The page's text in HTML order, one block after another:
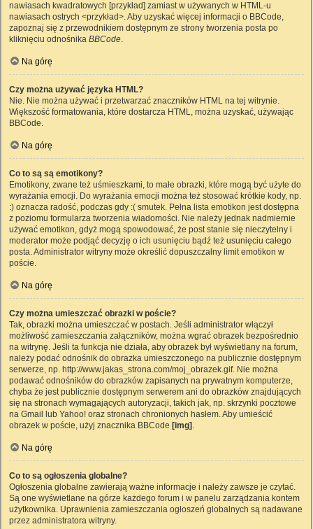
nawiasach kwadratowych [przykład] zamiast w używanych w HTML-u
nawiasach ostrych <przykład>. Aby uzyskać więcej informacji o BBCode,
zapoznaj się z przewodnikiem dostępnym ze strony tworzenia posta po
kliknięciu odnośnika BBCode.
Na górę
Czy można używać języka HTML?
Nie. Nie można używać i przetwarzać znaczników HTML na tej witrynie.
Większość formatowania, które dostarcza HTML, można uzyskać, używając
BBCode.
Na górę
Co to są są emotikony?
Emotikony, zwane też uśmieszkami, to małe obrazki, które mogą być użyte do
wyrażania emocji. Do wyrażania emocji można też stosować krótkie kody, np.
:) oznacza radość, podczas gdy :( smutek. Pełna lista emotikon jest dostępna
z poziomu formularza tworzenia wiadomości. Nie należy jednak nadmiernie
używać emotikon, gdyż mogą spowodować, że post stanie się nieczytelny i
moderator może podjąć decyzję o ich usunięciu bądź też usunięciu całego
posta. Administrator witryny może określić dopuszczalny limit emotikon w
poście.
Na górę
Czy można umieszczać obrazki w poście?
Tak, obrazki można umieszczać w postach. Jeśli administrator włączył
możliwość zamieszczania załączników, można wgrać obrazek bezpośrednio
na witrynę. Jeśli ta funkcja nie działa, aby obrazek był wyświetlany na forum,
należy podać odnośnik do obrazka umieszczonego na publicznie dostępnym
serwerze, np. http://www.jakas_strona.com/moj_obrazek.gif. Nie można
podawać odnośników do obrazków zapisanych na prywatnym komputerze,
chyba że jest publicznie dostępnym serwerem ani do obrazków znajdujących
się na stronach wymagających autoryzacji, takich jak, np. skrzynki pocztowe
na Gmail lub Yahoo! oraz stronach chronionych hasłem. Aby umieścić
obrazek w poście, użyj znacznika BBCode [img] .
Na górę
Co to są ogłoszenia globalne?
Ogłoszenia globalne zawierają ważne informacje i należy zawsze je czytać.
Są one wyświetlane na górze każdego forum i w panelu zarządzania kontem
użytkownika. Uprawnienia zamieszczania ogłoszeń globalnych są nadawane
przez administratora witryny.